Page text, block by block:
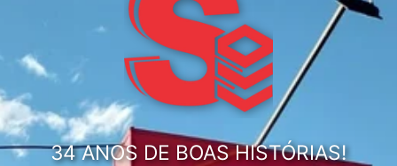
34 ANOS DE BOAS HISTÓRIAS!